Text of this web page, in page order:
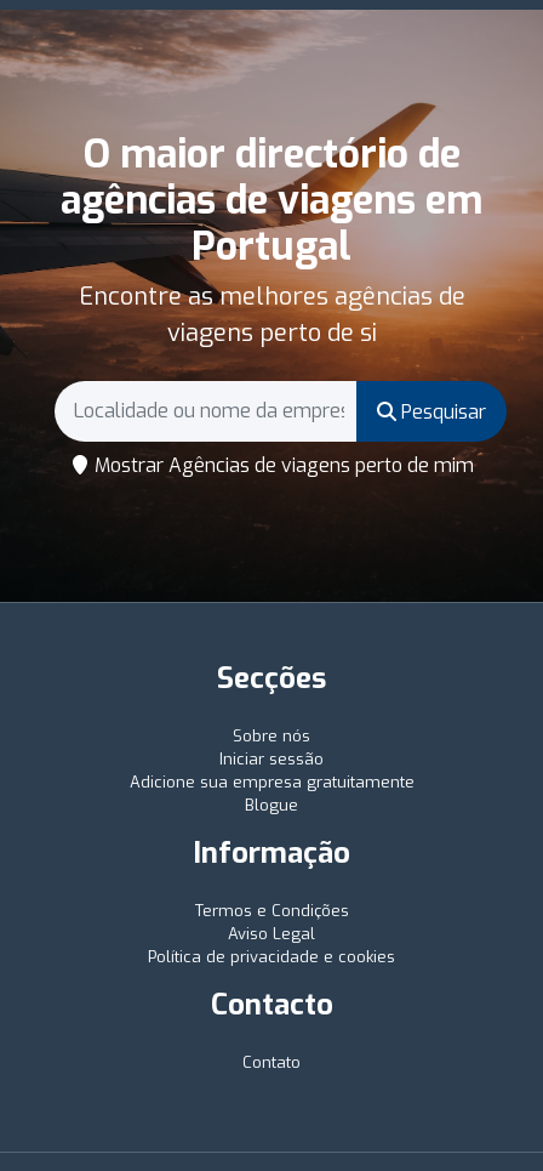
O maior directório de
agências de viagens em
Portugal
Encontre as melhores agências de
viagens perto de si
Pesquisar
Mostrar Agências de viagens perto de mim
Secções
Sobre nós
Iniciar sessão
Adicione sua empresa gratuitamente
Blogue
Informação
Termos e Condições
Aviso Legal
Política de privacidade e cookies
Contacto
Contato